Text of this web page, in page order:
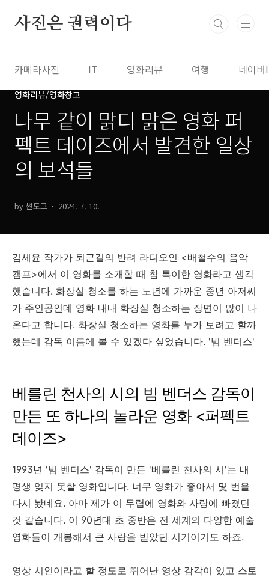
사진은 권력이다
카메라사진 IT 영화리뷰 여행 네이
영화리뷰/영화창고
나무 같이 맑디 맑은 영화 퍼
펙트 데이즈에서 발견한 일상
의 보석들
by 썬도그 2024. 7. 10.
김세윤 작가가 퇴근길의 반려 라디오인 <배철수의 음악
캠프>에서 이 영화를 소개할 때 참 특이한 영화라고 생각
했습니다. 화장실 청소를 하는 노년에 가까운 중년 아저씨
가 주인공인데 영화 내내 화장실 청소하는 장면이 많이 나
온다고 합니다. 화장실 청소하는 영화를 누가 보려고 할까
했는데 감독 이름에 볼 수 있겠다 싶었습니다. '빔 벤더스'
베를린 천사의 시의 빔 벤더스 감독이
만든 또 하나의 놀라운 영화 <퍼펙트
데이즈>
1993년 '빔 벤더스' 감독이 만든 '베를린 천사의 시'는 내
평생 잊지 못할 영화입니다. 너무 영화가 좋아서 몇 번을
다시 봤네요. 아마 제가 이 무렵에 영화와 사랑에 빠졌던
것 같습니다. 이 90년대 초 중반은 전 세계의 다양한 예술
영화들이 개봉해서 큰 사랑을 받았던 시기이기도 하죠.
영상 시인이라고 할 정도로 뛰어난 영상 감각이 있고 스토